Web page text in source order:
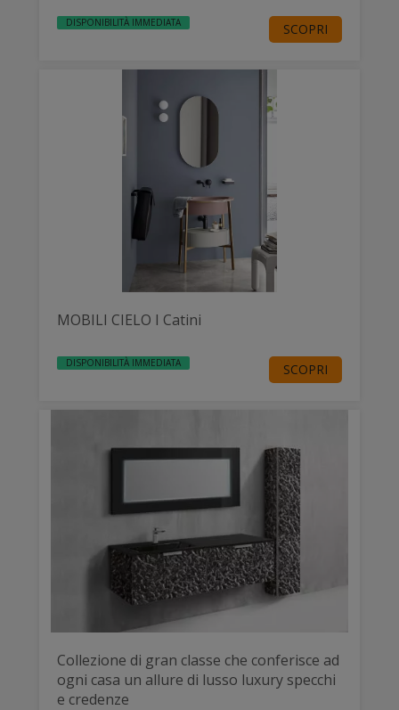
DISPONIBILITÀ IMMEDIATA SCOPRI
MOBILI CIELO I Catini
DISPONIBILITÀ IMMEDIATA SCOPRI
Collezione di gran classe che conferisce ad
ogni casa un allure di lusso luxury specchi
e credenze